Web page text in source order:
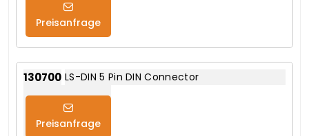
Preisanfrage
130700 LS-DIN 5 Pin DIN Connector
Preisanfrage